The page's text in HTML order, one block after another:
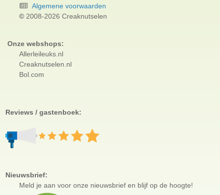
Algemene voorwaarden
© 2008-2026 Creaknutselen
Onze webshops:
Allerleileuks.nl
Creaknutselen.nl
Bol.com
Reviews / gastenboek:
Nieuwsbrief:
Meld je aan vooronze nieuwsbrief en blijf op de hoogte!